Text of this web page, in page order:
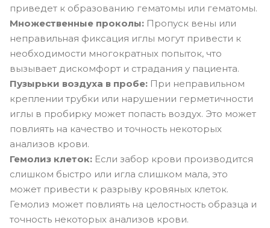
приведет к образованию гематомы или гематомы.
Множественные проколы: Пропуск вены или
неправильная фиксация иглы могут привести к
необходимости многократных попыток, что
вызывает дискомфорт и страдания у пациента.
Пузырьки воздуха в пробе: При неправильном
креплении трубки или нарушении герметичности
иглы в пробирку может попасть воздух. Это может
повлиять на качество и точность некоторых
анализов крови.
Гемолиз клеток: Если забор крови производится
слишком быстро или игла слишком мала, это
может привести к разрыву кровяных клеток.
Гемолиз может повлиять на целостность образца и
точность некоторых анализов крови.